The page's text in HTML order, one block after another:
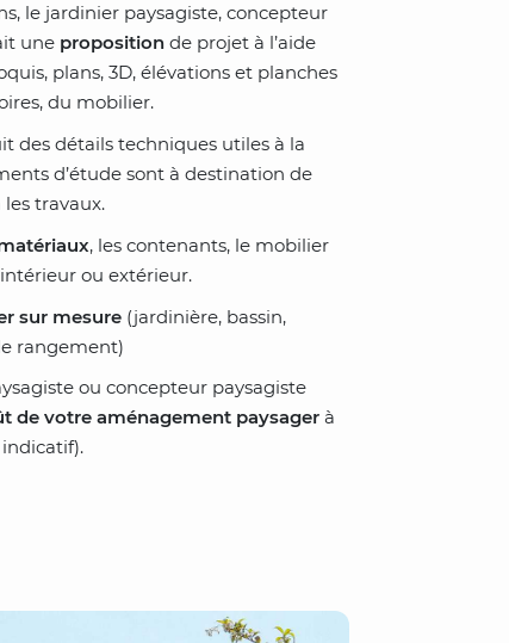
le jardinier paysagiste, concepteur
une proposition de projet à l’aide
plans, 3D, élévations et planches
du mobilier.
des détails techniques utiles à la
d’étude sont à destination de
les travaux.
, les contenants, le mobilier
ou extérieur.
sur mesure (jardinière, bassin,
rangement)
ou concepteur paysagiste
de votre aménagement paysager à